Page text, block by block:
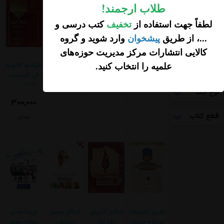
طلاب ارجمند!
لطفاً جهت استفاده از تخفیف کتب درسی و
...، از طریق پیشخوان وارد شوید و گروه
کالایی انتشارات مرکز مدیریت حوزه‌های
علمیه را انتخاب کنید.
قیمت ( تومان )
نوع جلد
رساله مصور
اجوبه
صیاغه جدیده
جلد اول
پوشش
رساله مصور